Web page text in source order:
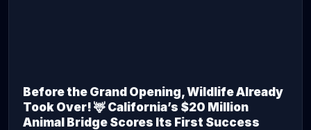
Before the Grand Opening, Wildlife Already
Took Over! 🦌 California’s $20 Million
Animal Bridge Scores Its First Success